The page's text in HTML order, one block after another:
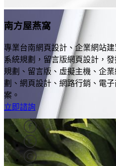
南方屋燕窩
專業台南網頁設計、企業網站
系統規劃，留言版網頁設計，
規劃、留言版、虛擬主機、企
劃、網頁設計、網路行銷、電
案。
立即諮詢